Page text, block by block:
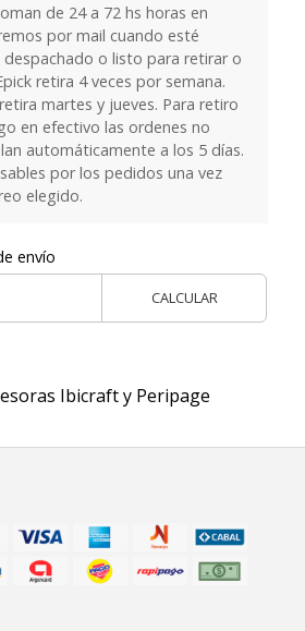
de 24 a 72 hs horas en
por mail cuando esté
o listo para retirar o
retira 4 veces por semana.
martes y jueves. Para retiro
en efectivo las ordenes no
automáticamente a los 5 días.
por los pedidos una vez
elegido.
envío
CALCULAR
Ibicraft y Peripage